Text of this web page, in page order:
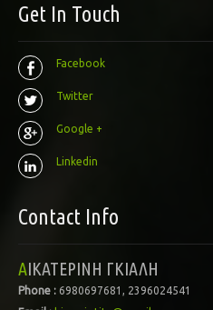
Get In Touch
Facebook
Twitter
Google +
Linkedin
Contact Info
ΑΙΚΑΤΕΡΙΝΗ ΓΚΙΑΛΗ
Phone : 6980697681, 2396024541